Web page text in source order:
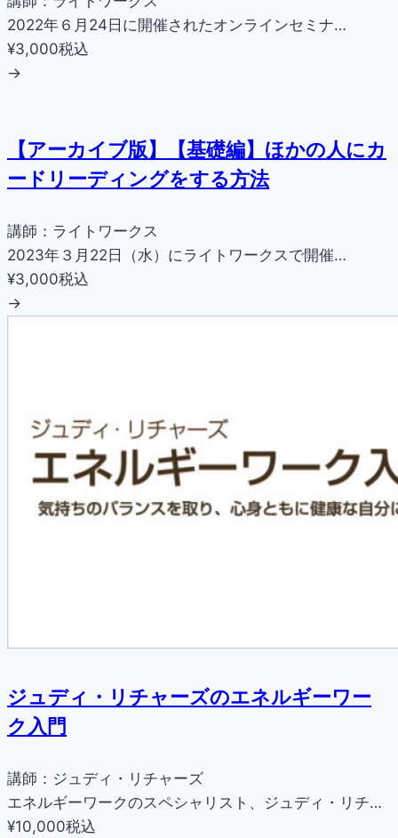
2022年６月24日に開催されたオンラインセミナ…
¥3,000税込
→
【アーカイブ版】【基礎編】ほかの人にカ
ードリーディングをする方法
講師：ライトワークス
2023年３月22日（水）にライトワークスで開催…
¥3,000税込
→
ジュディ・リチャーズのエネルギーワー
ク入門
講師：ジュディ・リチャーズ
エネルギーワークのスペシャリスト、ジュディ・リチ…
¥10,000税込